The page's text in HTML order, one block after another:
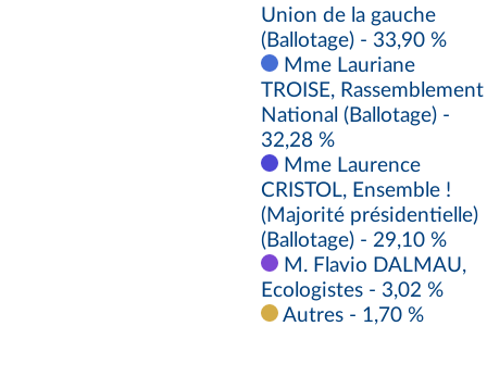
Union de la gauche
(Ballotage) - 33,90 %
Mme Lauriane
TROISE, Rassemblement
National (Ballotage) -
32,28 %
Mme Laurence
CRISTOL, Ensemble !
(Majorité présidentielle)
(Ballotage) - 29,10 %
M. Flavio DALMAU,
Ecologistes - 3,02 %
Autres - 1,70 %